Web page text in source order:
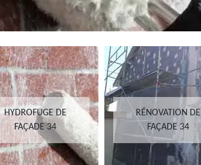
HYDROFUGE DE
FAÇADE 34
RÉNOVATION DE
FAÇADE 34